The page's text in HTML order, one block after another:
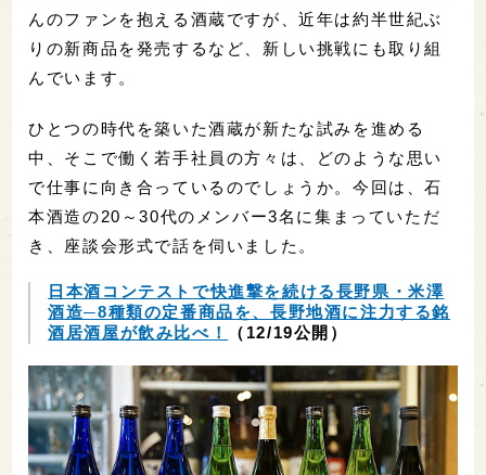
んのファンを抱える酒蔵ですが、近年は約半世紀ぶ
りの新商品を発売するなど、新しい挑戦にも取り組
んでいます。
ひとつの時代を築いた酒蔵が新たな試みを進める
中、そこで働く若手社員の方々は、どのような思い
で仕事に向き合っているのでしょうか。今回は、石
本酒造の20～30代のメンバー3名に集まっていただ
き、座談会形式で話を伺いました。
日本酒コンテストで快進撃を続ける長野県・米澤
酒造─8種類の定番商品を、長野地酒に注力する銘
酒居酒屋が飲み比べ！
（12/19公開）